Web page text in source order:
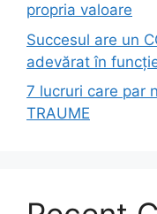
propria valoare
Succesul are un
adevărat în
7 lucruri care par
TRAUME